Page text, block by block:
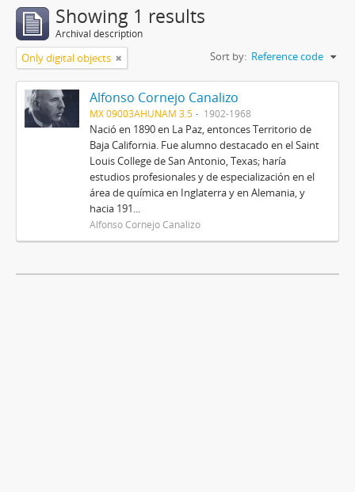
Showing 1 results
Archival description
Only digital objects Sort by: Reference code
Alfonso Cornejo Canalizo
MX 09003AHUNAM 3.5 1902-1968
Nació en 1890 en La Paz, entonces Territorio de
Baja California. Fue alumno destacado en el Saint
Louis College de San Antonio, Texas; haría
estudios profesionales y de especialización en el
área de química en Inglaterra y en Alemania, y
hacia 191...
Alfonso Cornejo Canalizo